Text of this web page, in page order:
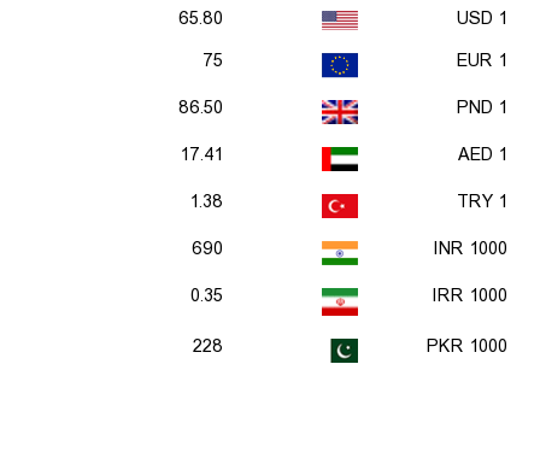
1 USD
65.80
1 EUR
75
1 PND
86.50
1 AED
17.41
1 TRY
1.38
1000 INR
690
1000 IRR
0.35
1000 PKR
228